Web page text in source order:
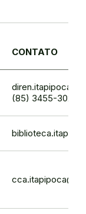
CONTATO
(85) 3455-3020